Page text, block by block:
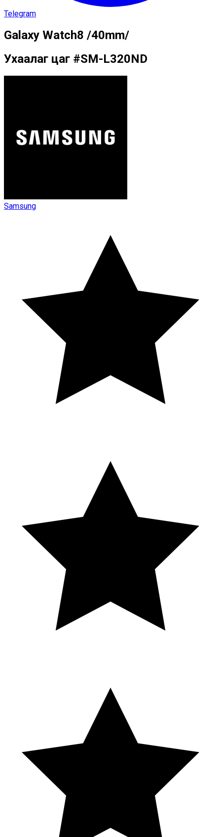
Telegram
Galaxy Watch8 /40mm/
Ухаалаг цаг #SM-L320ND
Samsung